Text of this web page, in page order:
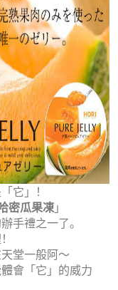
它」！
密瓜果凍」
手禮之一了。
堂一般阿～
會「它」的威力